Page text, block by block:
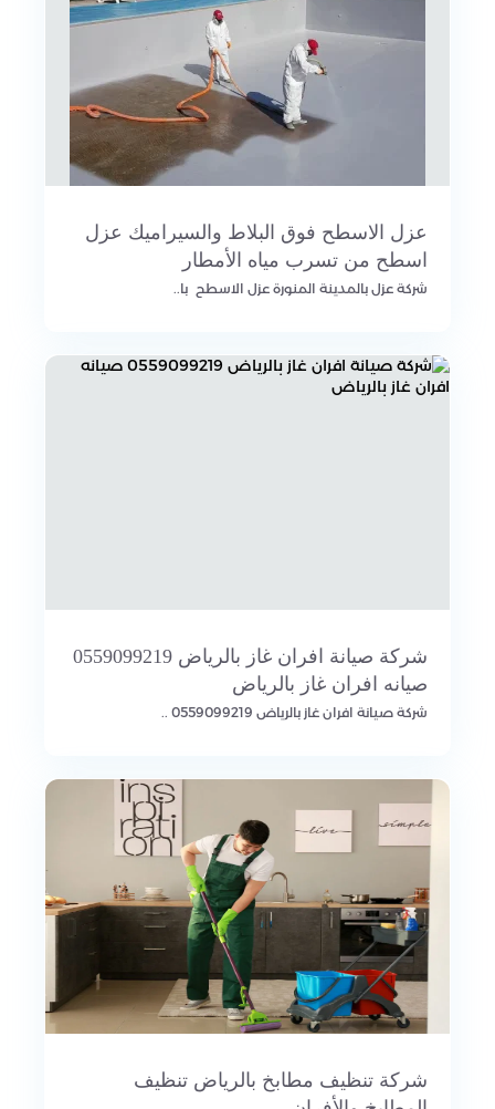
عزل الاسطح فوق البلاط والسيراميك عزل
اسطح من تسرب مياه الأمطار
شركة عزل بالمدينة المنورة عزل الاسطح با..
شركة صيانة افران غاز بالرياض 0559099219
صيانه افران غاز بالرياض
شركة صيانة افران غاز بالرياض 0559099219 ..
شركة تنظيف مطابخ بالرياض تنظيف